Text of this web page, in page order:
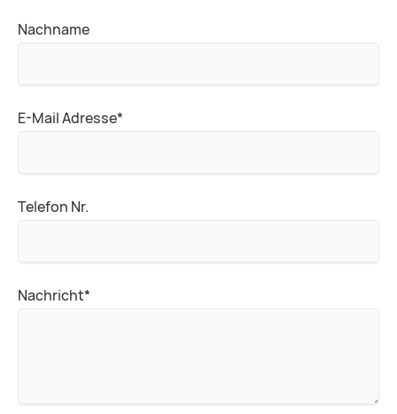
Nachname
Pflichtfeld
E-Mail Adresse*
Telefon Nr.
Pflichtfeld
Nachricht*